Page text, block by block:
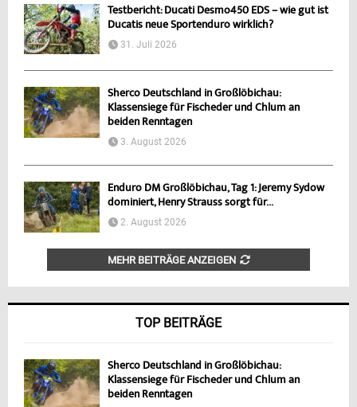
Testbericht: Ducati Desmo450 EDS – wie gut ist
Ducatis neue Sportenduro wirklich?
31. Juli 2026
Sherco Deutschland in Großlöbichau:
Klassensiege für Fischeder und Chlum an
beiden Renntagen
3. August 2026
Enduro DM Großlöbichau, Tag 1: Jeremy Sydow
dominiert, Henry Strauss sorgt für...
2. August 2026
MEHR BEITRÄGE ANZEIGEN
TOP BEITRÄGE
Sherco Deutschland in Großlöbichau:
Klassensiege für Fischeder und Chlum an
beiden Renntagen